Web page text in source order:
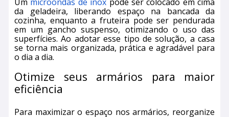
da geladeira, liberando espaço na bancada da
cozinha, enquanto a fruteira pode ser pendurada
em um gancho suspenso, otimizando o uso das
superfícies. Ao adotar esse tipo de solução, a casa
se torna mais organizada, prática e agradável para
o dia a dia.
Otimize seus armários para maior
eficiência
Para maximizar o espaço nos armários, reorganize